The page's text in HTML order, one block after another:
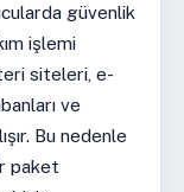
güvenlik
işlemi
siteleri, e-
ve
Bu nedenle
paket